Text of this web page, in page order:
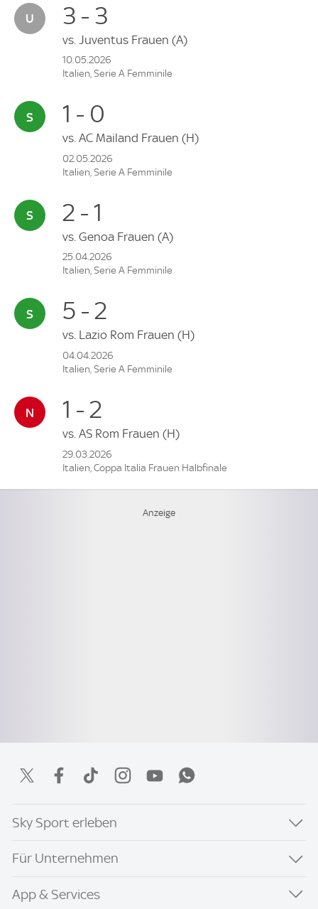
3 - 3
vs. Juventus Frauen (A)
10.05.2026
Italien, Serie A Femminile
1 - 0
vs. AC Mailand Frauen (H)
02.05.2026
Italien, Serie A Femminile
2 - 1
vs. Genoa Frauen (A)
25.04.2026
Italien, Serie A Femminile
5 - 2
vs. Lazio Rom Frauen (H)
04.04.2026
Italien, Serie A Femminile
1 - 2
vs. AS Rom Frauen (H)
29.03.2026
Italien, Coppa Italia Frauen Halbfinale
Sky Sport erleben
Für Unternehmen
App & Services